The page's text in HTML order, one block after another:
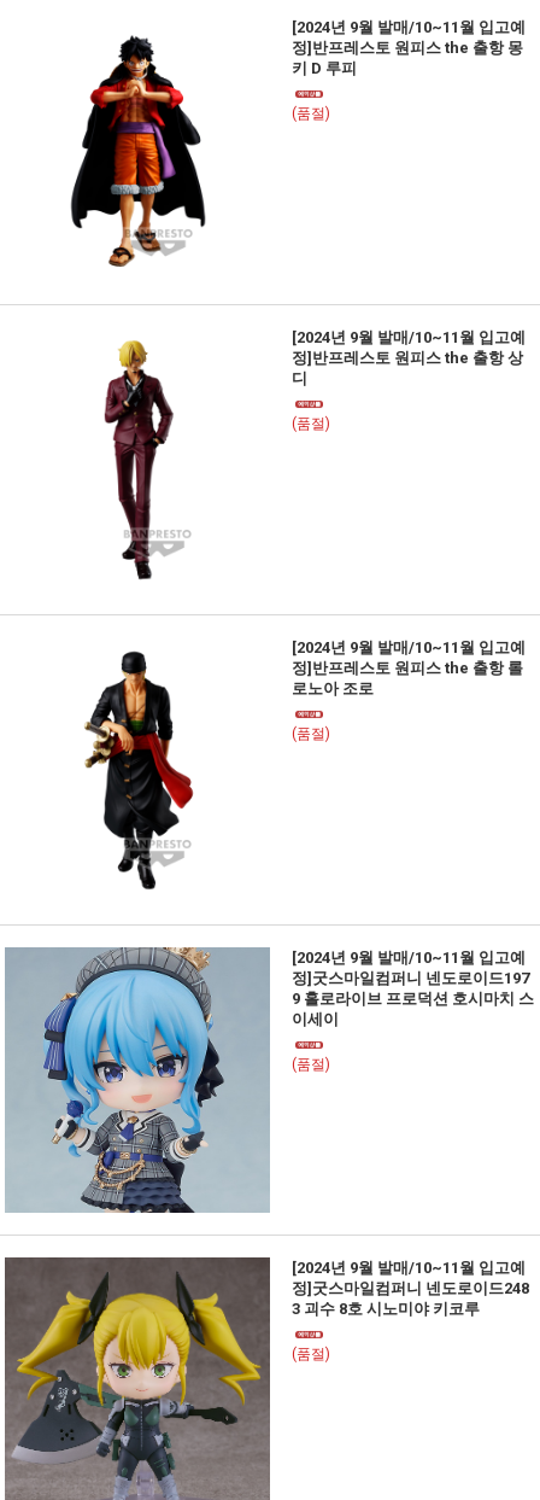
[2024년 9월 발매/10~11월 입고예
정]반프레스토 원피스 the 출항 몽
키 D 루피
(품절)
[2024년 9월 발매/10~11월 입고예
정]반프레스토 원피스 the 출항 상
디
(품절)
[2024년 9월 발매/10~11월 입고예
정]반프레스토 원피스 the 출항 롤
로노아 조로
(품절)
[2024년 9월 발매/10~11월 입고예
정]굿스마일컴퍼니 넨도로이드197
9 홀로라이브 프로덕션 호시마치 스
이세이
(품절)
[2024년 9월 발매/10~11월 입고예
정]굿스마일컴퍼니 넨도로이드248
3 괴수 8호 시노미야 키코루
(품절)